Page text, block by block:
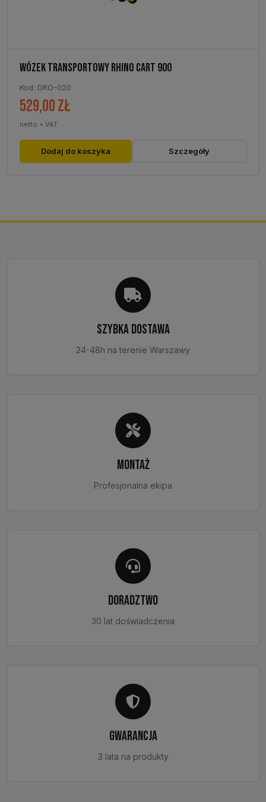
WÓZEK TRANSPORTOWY RHINO CART 900
Kod: DRO-020
529,00zł
netto + VAT
Dodaj do koszyka Szczegóły
SZYBKA DOSTAWA
24-48h na terenie Warszawy
MONTAŻ
Profesjonalna ekipa
DORADZTWO
30 lat doświadczenia
GWARANCJA
3 lata na produkty